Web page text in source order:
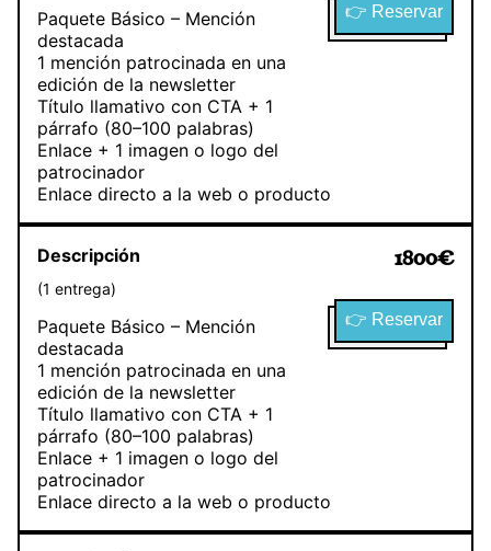
Paquete Básico – Mención
destacada
1 mención patrocinada en una
edición de la newsletter
Título llamativo con CTA + 1
párrafo (80–100 palabras)
Enlace + 1 imagen o logo del
patrocinador
Enlace directo a la web o producto
👉 Reservar
Descripción
(1 entrega)
Paquete Básico – Mención
destacada
1 mención patrocinada en una
edición de la newsletter
Título llamativo con CTA + 1
párrafo (80–100 palabras)
Enlace + 1 imagen o logo del
patrocinador
Enlace directo a la web o producto
1800€
👉 Reservar